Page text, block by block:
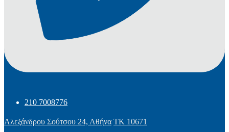
210 7008776
Αλεξάνδρου Σούτσου 24, Αθήνα ΤΚ 10671